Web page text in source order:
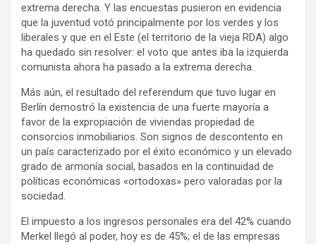
extrema derecha. Y las encuestas pusieron en evidencia
que la juventud votó principalmente por los verdes y los
liberales y que en el Este (el territorio de la vieja RDA) algo
ha quedado sin resolver: el voto que antes iba la izquierda
comunista ahora ha pasado a la extrema derecha.
Más aún, el resultado del referendum que tuvo lugar en
Berlín demostró la existencia de una fuerte mayoría a
favor de la expropiación de viviendas propiedad de
consorcios inmobiliarios. Son signos de descontento en
un país caracterizado por el éxito económico y un elevado
grado de armonía social, basados en la continuidad de
políticas económicas «ortodoxas» pero valoradas por la
sociedad.
El impuesto a los ingresos personales era del 42% cuando
Merkel llegó al poder, hoy es de 45%; el de las empresas